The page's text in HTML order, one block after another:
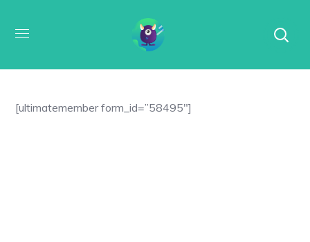
[ultimatemember form_id=”58495″]